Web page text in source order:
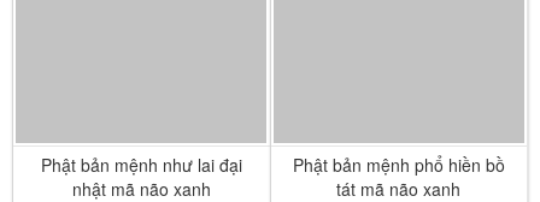
Phật bản mệnh như lai đại
nhật mã não xanh
Phật bản mệnh phổ hiền bồ
tát mã não xanh